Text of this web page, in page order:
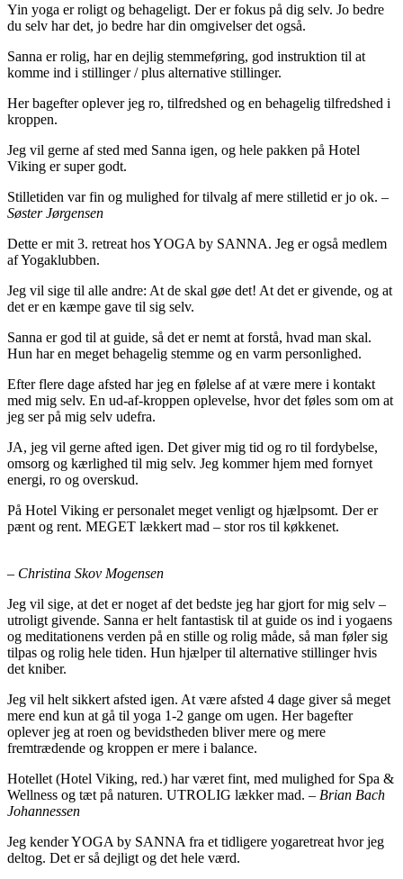
Yin yoga er roligt og behageligt. Der er fokus på dig selv. Jo bedre
du selv har det, jo bedre har din omgivelser det også.
Sanna er rolig, har en dejlig stemmeføring, god instruktion til at
komme ind i stillinger / plus alternative stillinger.
Her bagefter oplever jeg ro, tilfredshed og en behagelig tilfredshed i
kroppen.
Jeg vil gerne af sted med Sanna igen, og hele pakken på Hotel
Viking er super godt.
Stilletiden var fin og mulighed for tilvalg af mere stilletid er jo ok. –
Søster Jørgensen
Dette er mit 3. retreat hos YOGA by SANNA. Jeg er også medlem
af Yogaklubben.
Jeg vil sige til alle andre: At de skal gøe det! At det er givende, og at
det er en kæmpe gave til sig selv.
Sanna er god til at guide, så det er nemt at forstå, hvad man skal.
Hun har en meget behagelig stemme og en varm personlighed.
Efter flere dage afsted har jeg en følelse af at være mere i kontakt
med mig selv. En ud-af-kroppen oplevelse, hvor det føles som om at
jeg ser på mig selv udefra.
JA, jeg vil gerne afted igen. Det giver mig tid og ro til fordybelse,
omsorg og kærlighed til mig selv. Jeg kommer hjem med fornyet
energi, ro og overskud.
På Hotel Viking er personalet meget venligt og hjælpsomt. Der er
pænt og rent. MEGET lækkert mad – stor ros til køkkenet.
– Christina Skov Mogensen
Jeg vil sige, at det er noget af det bedste jeg har gjort for mig selv –
utroligt givende. Sanna er helt fantastisk til at guide os ind i yogaens
og meditationens verden på en stille og rolig måde, så man føler sig
tilpas og rolig hele tiden. Hun hjælper til alternative stillinger hvis
det kniber.
Jeg vil helt sikkert afsted igen. At være afsted 4 dage giver så meget
mere end kun at gå til yoga 1-2 gange om ugen. Her bagefter
oplever jeg at roen og bevidstheden bliver mere og mere
fremtrædende og kroppen er mere i balance.
Hotellet (Hotel Viking, red.) har været fint, med mulighed for Spa &
Wellness og tæt på naturen. UTROLIG lækker mad. – Brian Bach
Johannessen
Jeg kender YOGA by SANNA fra et tidligere yogaretreat hvor jeg
deltog. Det er så dejligt og det hele værd.